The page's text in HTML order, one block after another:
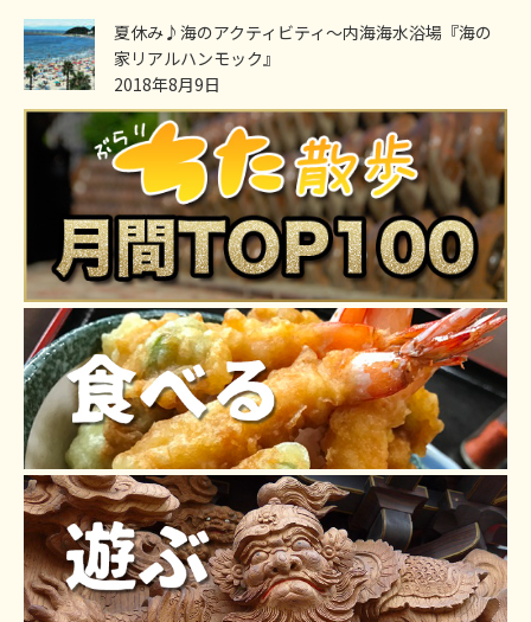
夏休み♪海のアクティビティ～内海海水浴場『海の
家リアルハンモック』
2018年8月9日